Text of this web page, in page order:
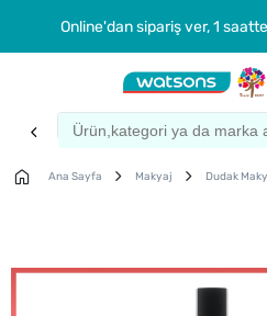
Online'dan sipariş ver, 1
Ana Sayfa Makyaj Dudak